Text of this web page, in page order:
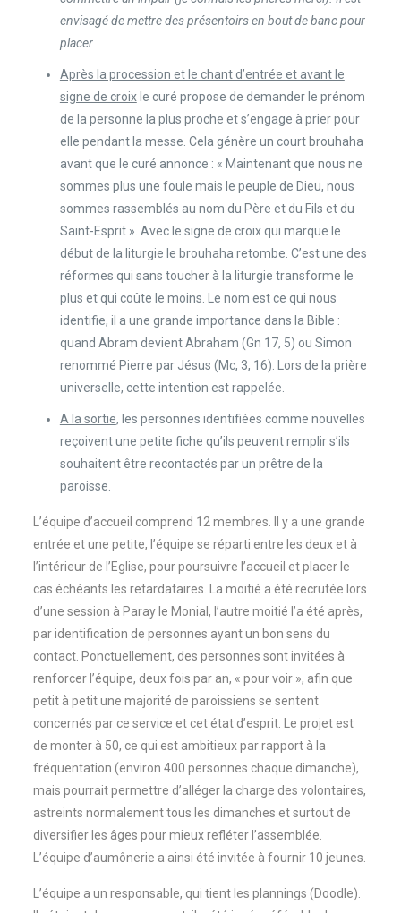
envisagé de mettre des présentoirs en bout de banc pour
placer
Après la procession et le chant d’entrée et avant le
signe de croixle curé propose de demander le prénom
de la personne la plus proche et s’engage à prier pour
elle pendant la messe. Cela génère un court brouhaha
avant que le curé annonce : « Maintenant que nous ne
sommes plus une foule mais le peuple de Dieu, nous
sommes rassemblés au nom du Père et du Fils et du
Saint-Esprit ». Avec le signe de croix qui marque le
début de la liturgie le brouhaha retombe. C’est une des
réformes qui sans toucher à la liturgie transforme le
plus et qui coûte le moins. Le nom est ce qui nous
identifie, il a une grande importance dans la Bible :
quand Abram devient Abraham (Gn 17, 5) ou Simon
renommé Pierre par Jésus (Mc, 3, 16). Lors de la prière
universelle, cette intention est rappelée.
A la sortie, les personnes identifiées comme nouvelles
reçoivent une petite fiche qu’ils peuvent remplir s’ils
souhaitent être recontactés par un prêtre de la
paroisse.
L’équipe d’accueil comprend 12 membres. Il y a une grande
entrée et une petite, l’équipe se réparti entre les deux et à
l’intérieur de l’Eglise, pour poursuivre l’accueil et placer le
cas échéants les retardataires. La moitié a été recrutée lors
d’une session à Paray le Monial, l’autre moitié l’a été après,
par identification de personnes ayant un bon sens du
contact. Ponctuellement, des personnes sont invitées à
renforcer l’équipe, deux fois par an, « pour voir », afin que
petit à petit une majorité de paroissiens se sentent
concernés par ce service et cet état d’esprit. Le projet est
de monter à 50, ce qui est ambitieux par rapport à la
fréquentation (environ 400 personnes chaque dimanche),
mais pourrait permettre d’alléger la charge des volontaires,
astreints normalement tous les dimanches et surtout de
diversifier les âges pour mieux refléter l’assemblée.
L’équipe d’aumônerie a ainsi été invitée à fournir 10 jeunes.
L’équipe a un responsable, qui tient les plannings (Doodle).